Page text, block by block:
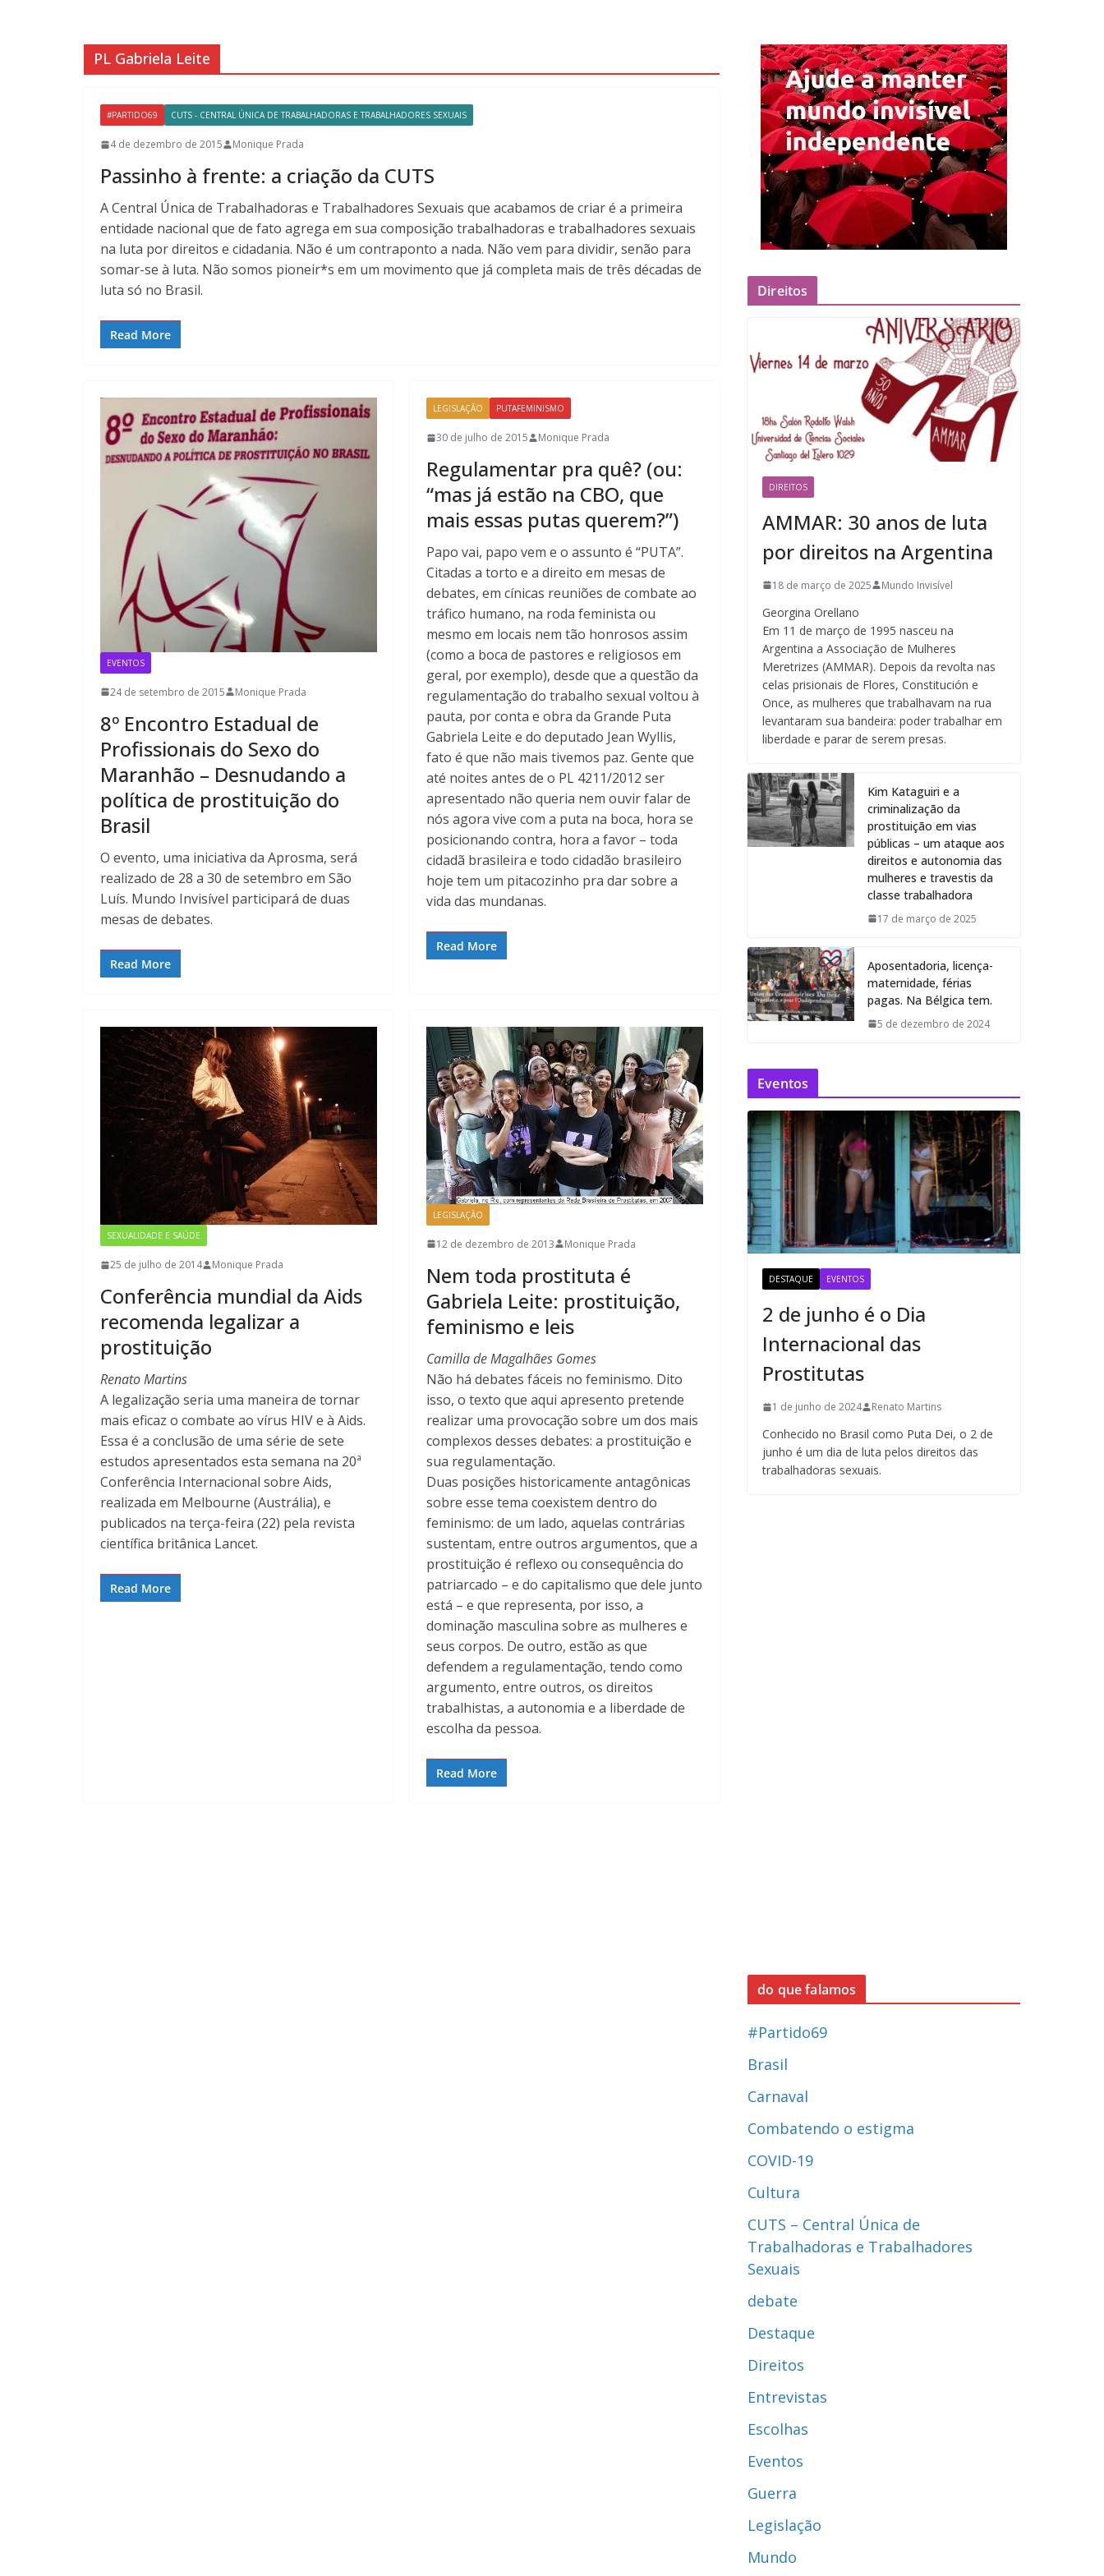
PL Gabriela Leite
#PARTIDO69 CUTS - CENTRAL ÚNICA DE TRABALHADORAS E TRABALHADORES SEXUAIS
4 de dezembro de 2015 Monique Prada
Passinho à frente: a criação da CUTS
A Central Única de Trabalhadoras e Trabalhadores Sexuais que acabamos de criar é a primeira
entidade nacional que de fato agrega em sua composição trabalhadoras e trabalhadores sexuais
na luta por direitos e cidadania. Não é um contraponto a nada. Não vem para dividir, senão para
somar-se à luta. Não somos pioneir*s em um movimento que já completa mais de três décadas de
luta só no Brasil.
Read More
EVENTOS
24 de setembro de 2015 Monique Prada
8º Encontro Estadual de
Profissionais do Sexo do
Maranhão – Desnudando a
política de prostituição do
Brasil
O evento, uma iniciativa da Aprosma, será
realizado de 28 a 30 de setembro em São
Luís. Mundo Invisível participará de duas
mesas de debates.
Read More
LEGISLAÇÃO PUTAFEMINISMO
30 de julho de 2015 Monique Prada
Regulamentar pra quê? (ou:
“mas já estão na CBO, que
mais essas putas querem?”)
Papo vai, papo vem e o assunto é “PUTA”.
Citadas a torto e a direito em mesas de
debates, em cínicas reuniões de combate ao
tráfico humano, na roda feminista ou
mesmo em locais nem tão honrosos assim
(como a boca de pastores e religiosos em
geral, por exemplo), desde que a questão da
regulamentação do trabalho sexual voltou à
pauta, por conta e obra da Grande Puta
Gabriela Leite e do deputado Jean Wyllis,
fato é que não mais tivemos paz. Gente que
até noites antes de o PL 4211/2012 ser
apresentado não queria nem ouvir falar de
nós agora vive com a puta na boca, hora se
posicionando contra, hora a favor – toda
cidadã brasileira e todo cidadão brasileiro
hoje tem um pitacozinho pra dar sobre a
vida das mundanas.
Read More
SEXUALIDADE E SAÚDE
25 de julho de 2014 Monique Prada
Conferência mundial da Aids
recomenda legalizar a
prostituição
Renato Martins
A legalização seria uma maneira de tornar
mais eficaz o combate ao vírus HIV e à Aids.
Essa é a conclusão de uma série de sete
estudos apresentados esta semana na 20ª
Conferência Internacional sobre Aids,
realizada em Melbourne (Austrália), e
publicados na terça-feira (22) pela revista
científica britânica Lancet.
Read More
LEGISLAÇÃO
12 de dezembro de 2013 Monique Prada
Nem toda prostituta é
Gabriela Leite: prostituição,
feminismo e leis
Camilla de Magalhães Gomes
Não há debates fáceis no feminismo. Dito
isso, o texto que aqui apresento pretende
realizar uma provocação sobre um dos mais
complexos desses debates: a prostituição e
sua regulamentação.
Duas posições historicamente antagônicas
sobre esse tema coexistem dentro do
feminismo: de um lado, aquelas contrárias
sustentam, entre outros argumentos, que a
prostituição é reflexo ou consequência do
patriarcado – e do capitalismo que dele junto
está – e que representa, por isso, a
dominação masculina sobre as mulheres e
seus corpos. De outro, estão as que
defendem a regulamentação, tendo como
argumento, entre outros, os direitos
trabalhistas, a autonomia e a liberdade de
escolha da pessoa.
Read More
Direitos
DIREITOS
AMMAR: 30 anos de luta
por direitos na Argentina
18 de março de 2025 Mundo Invisível
Georgina Orellano
Em 11 de março de 1995 nasceu na
Argentina a Associação de Mulheres
Meretrizes (AMMAR). Depois da revolta nas
celas prisionais de Flores, Constitución e
Once, as mulheres que trabalhavam na rua
levantaram sua bandeira: poder trabalhar em
liberdade e parar de serem presas.
Kim Kataguiri e a
criminalização da
prostituição em vias
públicas – um ataque aos
direitos e autonomia das
mulheres e travestis da
classe trabalhadora
17 de março de 2025
Aposentadoria, licença-
maternidade, férias
pagas. Na Bélgica tem.
5 de dezembro de 2024
Eventos
DESTAQUE EVENTOS
2 de junho é o Dia
Internacional das
Prostitutas
1 de junho de 2024 Renato Martins
Conhecido no Brasil como Puta Dei, o 2 de
junho é um dia de luta pelos direitos das
trabalhadoras sexuais.
do que falamos
#Partido69
Brasil
Carnaval
Combatendo o estigma
COVID-19
Cultura
CUTS – Central Única de
Trabalhadoras e Trabalhadores
Sexuais
debate
Destaque
Direitos
Entrevistas
Escolhas
Eventos
Guerra
Legislação
Mundo